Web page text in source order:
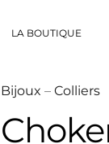
LA BOUTIQUE
Bijoux – Colliers